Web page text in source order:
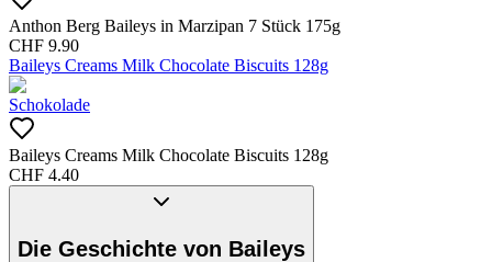
Anthon Berg Baileys in Marzipan 7 Stück 175g
CHF 9.90
Baileys Creams Milk Chocolate Biscuits 128g
Schokolade
Baileys Creams Milk Chocolate Biscuits 128g
CHF 4.40
Die Geschichte von Baileys